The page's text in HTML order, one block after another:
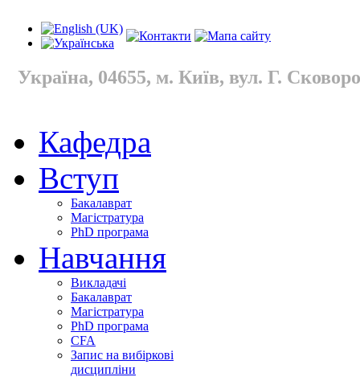
Україна, 04655, м. Київ, вул. Г.
Кафедра
Вступ
Бакалаврат
Магістратура
PhD програма
Навчання
Викладачі
Бакалаврат
Магістратура
PhD програма
CFA
Запис на вибіркові
дисципліни